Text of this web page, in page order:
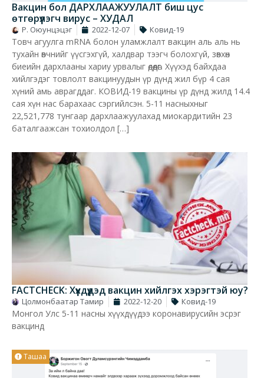
Вакцин бол ДАРХЛААЖУУЛАЛТ биш цус
өтгөрүүлэгч вирус – ХУДАЛ
Р. Оюунцэцэг 2022-12-07 Ковид-19
Товч агуулга mRNA болон уламжлалт вакцин аль аль нь
тухайн өвчнийг үүсгэхгүй, халдвар тээгч болохгүй, зөвхөн
биеийн дархлааны хариу урвалыг өдөөдөг. Хүүхэд байхдаа
хийлгэдэг товлолт вакцинуудын үр дүнд жил бүр 4 сая
хүний амь аврагддаг. КОВИД-19 вакцины үр дүнд жилд 14.4
сая хүн нас барахаас сэргийлсэн. 5-11 насныхныг
22,521,778 тунгаар дархлаажуулахад миокардитийн 23
баталгаажсан тохиолдол […]
FACTCHECK: Хүүхдүүдэд вакцин хийлгэх хэрэгтэй юу?
Цолмонбаатар Тамир 2022-12-20 Ковид-19
Монгол Улс 5-11 насны хүүхдүүдээ коронавирусийн эсрэг
вакцинд
Ташаа